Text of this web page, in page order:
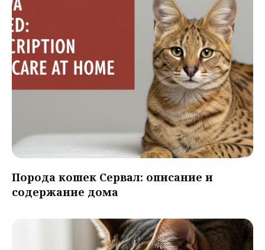
Порода кошек Сервал: описание и
содержание дома